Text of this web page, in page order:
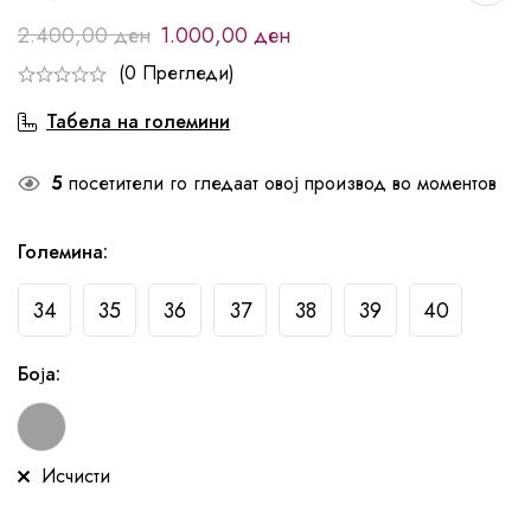
2.400,00ден 1.000,00 ден
(0 Прегледи)
Табела на големини
5 посетители го гледаат овој производ во моментов
Големина:
34 35 36 37 38 39 40
Боја:
Исчисти